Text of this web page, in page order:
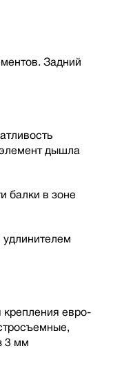
Задний
дышла
балки в зоне
крепления евро-
3 мм